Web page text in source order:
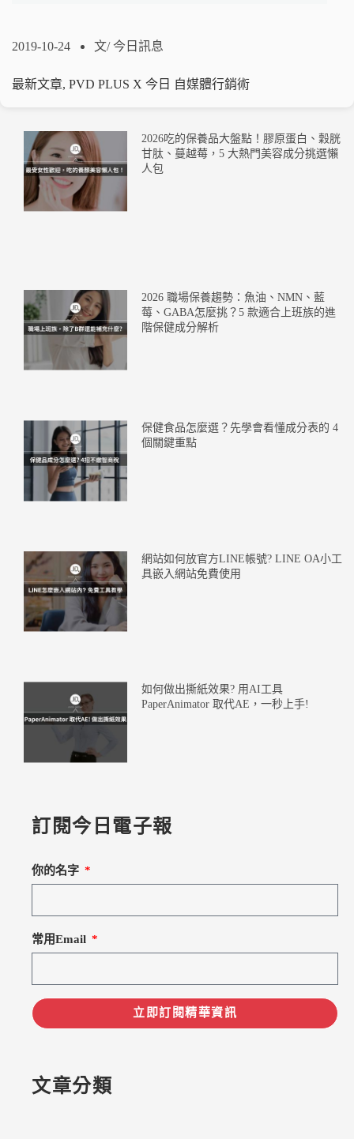
2019-10-24 文/今日訊息
最新文章, PVD PLUS X 今日 自媒體行銷術
2026吃的保養品大盤點！膠原蛋白、穀胱
甘肽、蔓越莓，5 大熱門美容成分挑選懶
人包
2026 職場保養趨勢：魚油、NMN、藍
莓、GABA怎麼挑？5 款適合上班族的進
階保健成分解析
保健食品怎麼選？先學會看懂成分表的 4
個關鍵重點
網站如何放官方LINE帳號? LINE OA小工
具嵌入網站免費使用
如何做出撕紙效果? 用AI工具
PaperAnimator 取代AE，一秒上手!
訂閱今日電子報
你的名字
常用Email
立即訂閱精華資訊
文章分類